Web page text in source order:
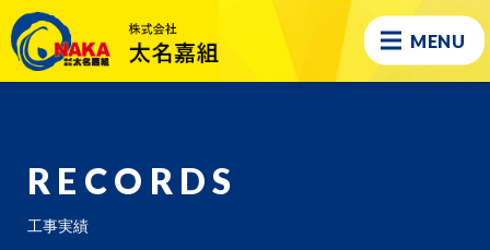
MENU
RECORDS
工事実績